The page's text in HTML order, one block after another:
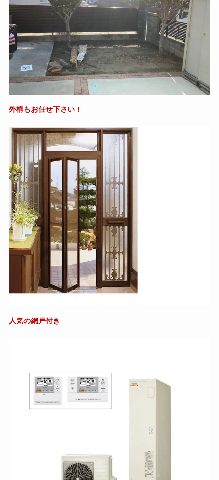
外構もお任せ下さい！
人気の網戸付き